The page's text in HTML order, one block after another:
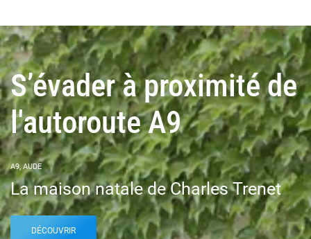
S’évader à proximité de
l'autoroute A9
A9, AUDE
La maison natale de Charles Trenet
DÉCOUVRIR